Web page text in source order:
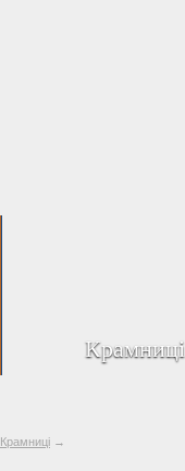
Крамниці
Крамниці →